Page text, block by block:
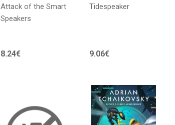
Attack of the Smart
Speakers
8.24€
Tidespeaker
9.06€